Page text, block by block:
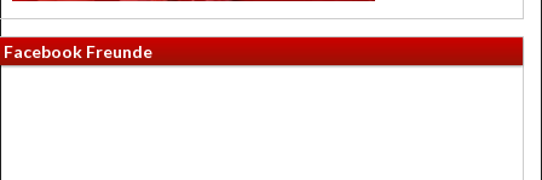
Facebook Freunde